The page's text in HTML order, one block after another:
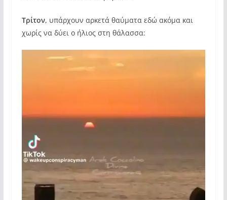
Τρίτον, υπάρχουν αρκετά θαύματα εδώ ακόμα και
χωρίς να δύει ο ήλιος στη θάλασσα: